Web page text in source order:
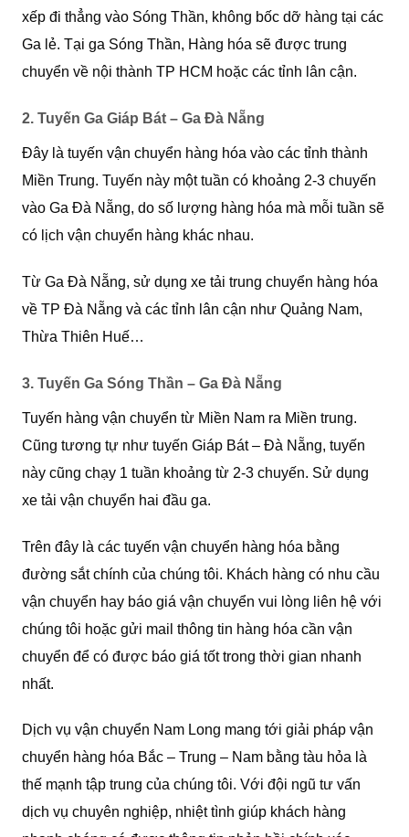
xếp đi thẳng vào Sóng Thần, không bốc dỡ hàng tại các
Ga lẻ. Tại ga Sóng Thần, Hàng hóa sẽ được trung
chuyển về nội thành TP HCM hoặc các tỉnh lân cận.
2. Tuyến Ga Giáp Bát – Ga Đà Nẵng
Đây là tuyến vận chuyển hàng hóa vào các tỉnh thành
Miền Trung. Tuyến này một tuần có khoảng 2-3 chuyến
vào Ga Đà Nẵng, do số lượng hàng hóa mà mỗi tuần sẽ
có lịch vận chuyển hàng khác nhau.
Từ Ga Đà Nẵng, sử dụng xe tải trung chuyển hàng hóa
về TP Đà Nẵng và các tỉnh lân cận như Quảng Nam,
Thừa Thiên Huế…
3. Tuyến Ga Sóng Thần – Ga Đà Nẵng
Tuyến hàng vận chuyển từ Miền Nam ra Miền trung.
Cũng tương tự như tuyến Giáp Bát – Đà Nẵng, tuyến
này cũng chạy 1 tuần khoảng từ 2-3 chuyến. Sử dụng
xe tải vận chuyển hai đầu ga.
Trên đây là các tuyến vận chuyển hàng hóa bằng
đường sắt chính của chúng tôi. Khách hàng có nhu cầu
vận chuyển hay báo giá vận chuyển vui lòng liên hệ với
chúng tôi hoặc gửi mail thông tin hàng hóa cần vận
chuyển để có được báo giá tốt trong thời gian nhanh
nhất.
Dịch vụ vận chuyển Nam Long mang tới giải pháp vận
chuyển hàng hóa Bắc – Trung – Nam bằng tàu hỏa là
thế mạnh tập trung của chúng tôi. Với đội ngũ tư vấn
dịch vụ chuyên nghiệp, nhiệt tình giúp khách hàng